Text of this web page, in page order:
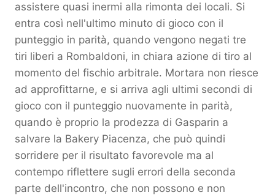
assistere quasi inermi alla rimonta dei locali. Si
entra così nell'ultimo minuto di gioco con il
punteggio in parità, quando vengono negati tre
tiri liberi a Rombaldoni, in chiara azione di tiro al
momento del fischio arbitrale. Mortara non riesce
ad approfittarne, e si arriva agli ultimi secondi di
gioco con il punteggio nuovamente in parità,
quando è proprio la prodezza di Gasparin a
salvare la Bakery Piacenza, che può quindi
sorridere per il risultato favorevole ma al
contempo riflettere sugli errori della seconda
parte dell'incontro, che non possono e non